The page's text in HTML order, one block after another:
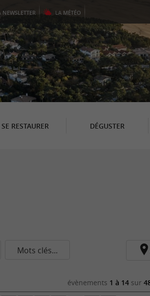
NEWSLETTER LA MÉTÉO
SE RESTAURER DÉGUSTER
Mots clés...
évènements 1 à 14 sur